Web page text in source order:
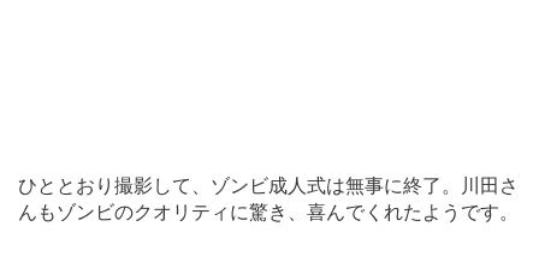
ひととおり撮影して、ゾンビ成人式は無事に終了。川田さ
んもゾンビのクオリティに驚き、喜んでくれたようです。